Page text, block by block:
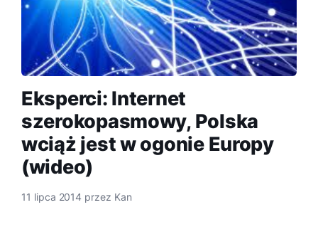
Eksperci: Internet
szerokopasmowy, Polska
wciąż jest w ogonie Europy
(wideo)
11 lipca 2014 przez Kan